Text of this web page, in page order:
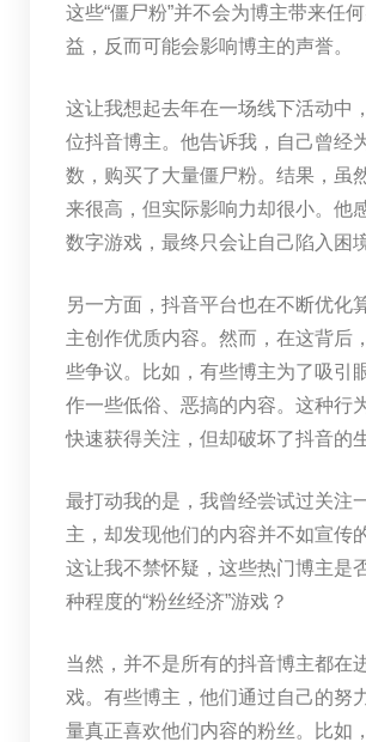
这些“僵尸粉”并不会为博主带来任
益，反而可能会影响博主的声誉。
这让我想起去年在一场线下活动中
位抖音博主。他告诉我，自己曾经
数，购买了大量僵尸粉。结果，虽
来很高，但实际影响力却很小。他
数字游戏，最终只会让自己陷入困境
另一方面，抖音平台也在不断优化
主创作优质内容。然而，在这背后
些争议。比如，有些博主为了吸引
作一些低俗、恶搞的内容。这种行
快速获得关注，但却破坏了抖音的
最打动我的是，我曾经尝试过关注
主，却发现他们的内容并不如宣传
这让我不禁怀疑，这些热门博主是
种程度的“粉丝经济”游戏？
当然，并不是所有的抖音博主都在
戏。有些博主，他们通过自己的努
量真正喜欢他们内容的粉丝。比如